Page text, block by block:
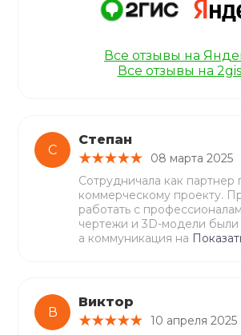
С
Степан
08 марта 2025
Сотрудничала как партнер
коммерческому проекту.
работать с
чертежи и 3D-модели были
а коммуникация на
В
Виктор
10 апреля 2025
Все отзывы на
Все отзывы на 2gis